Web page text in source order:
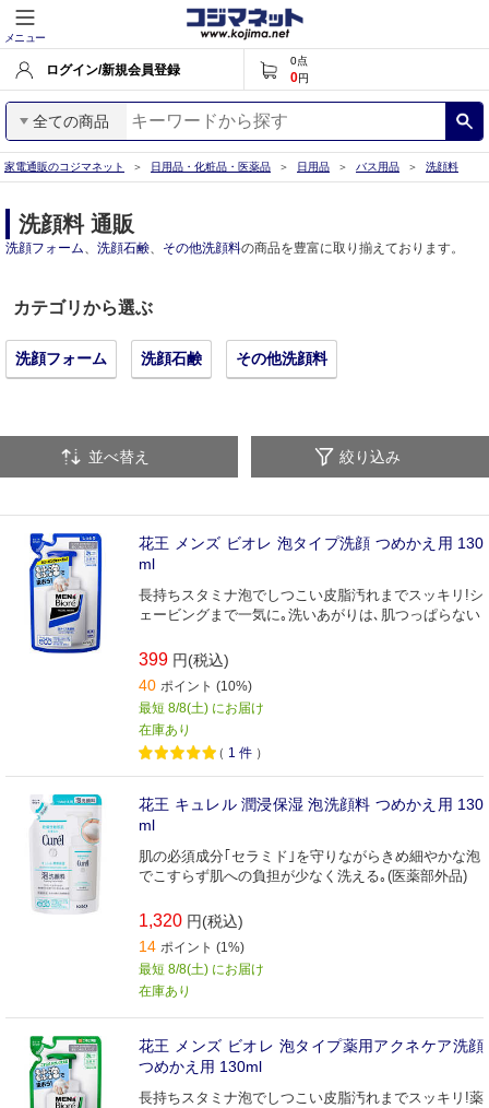
メニュー
ログイン/新規会員登録
0点
0円
全ての商品
家電通販のコジマネット 日用品・化粧品・医薬品 日用品 バス用品 洗顔料
洗顔料 通販
洗顔フォーム、 洗顔石鹸、 その他洗顔料の商品を豊富に取り揃えております。
カテゴリから選ぶ
洗顔フォーム 洗顔石鹸 その他洗顔料
並べ替え 絞り込み
花王 メンズ ビオレ 泡タイプ洗顔 つめかえ用 130
ml
長持ちスタミナ泡でしつこい皮脂汚れまでスッキリ!シ
ェービングまで一気に｡洗いあがりは､肌つっぱらない
399 円(税込)
40 ポイント (10%)
最短 8/8(土) にお届け
在庫あり
（ 1 件 ）
花王 キュレル 潤浸保湿 泡洗顔料 つめかえ用 130
ml
肌の必須成分｢セラミド｣を守りながらきめ細やかな泡
でこすらず肌への負担が少なく洗える｡(医薬部外品)
1,320 円(税込)
14 ポイント (1%)
最短 8/8(土) にお届け
在庫あり
花王 メンズ ビオレ 泡タイプ薬用アクネケア洗顔
つめかえ用 130ml
長持ちスタミナ泡でしつこい皮脂汚れまでスッキリ!薬